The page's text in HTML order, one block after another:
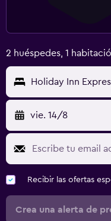
2 huéspedes, 1
vie. 14/8
Recibir las ofertas
Crea una alerta de